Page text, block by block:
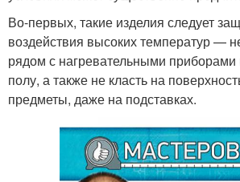
Во-первых, такие изделия следует
воздействия высоких температур —
рядом с нагревательными
полу, а также не класть на
предметы, даже на подставках.